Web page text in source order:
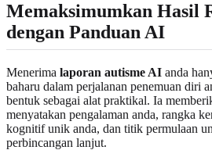
Memaksimumkan Hasil
dengan Panduan AI
Menerima laporan autisme AI anda
baharu dalam perjalanan penemuan diri
bentuk sebagai alat praktikal. Ia
menyatakan pengalaman anda, rangka
kognitif unik anda, dan titik permulaan
perbincangan lanjut.